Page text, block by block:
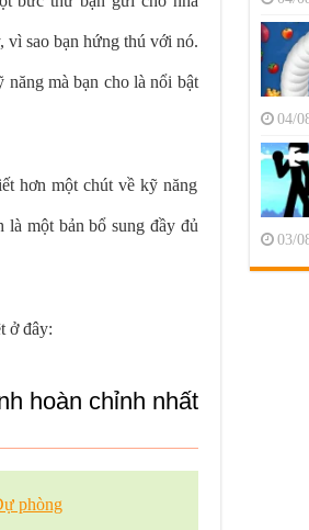
vì sao bạn hứng thú với nó.
mà bạn cho là nổi bật
hơn một chút về kỹ năng
là một bản bổ sung đầy đủ
ở đây:
hoàn chỉnh nhất
phòng
04/
03/